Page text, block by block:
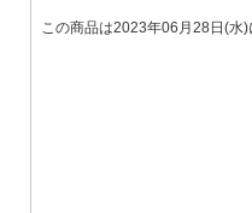
この商品は2023年06月28日(水